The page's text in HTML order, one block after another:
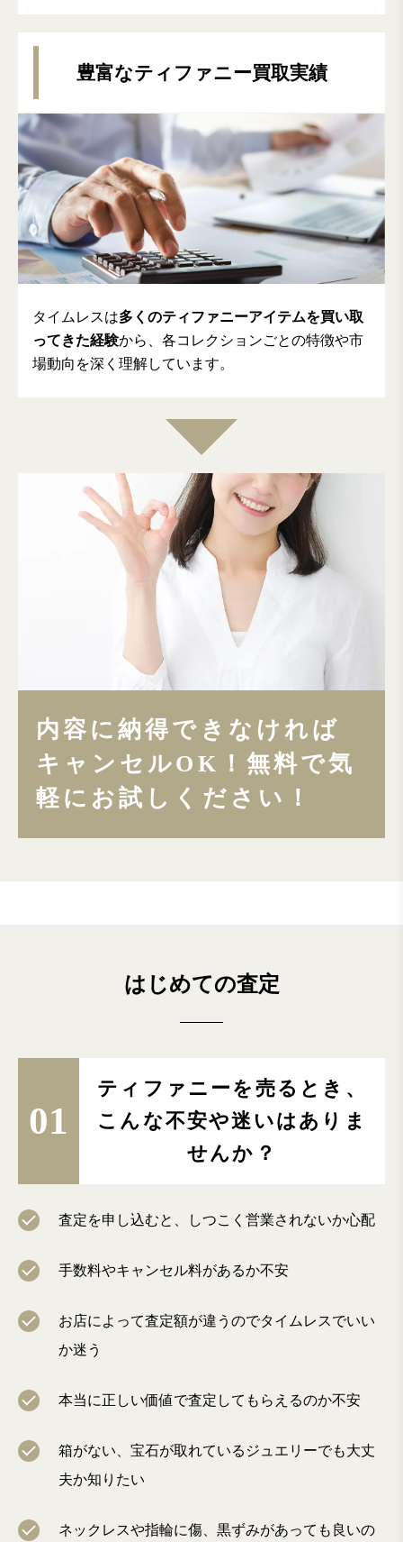
豊富なティファニー買取実績
タイムレスは多くのティファニーアイテムを買い取
ってきた経験から、各コレクションごとの特徴や市
場動向を深く理解しています。
内容に納得できなければ
キャンセルOK！無料で気
軽にお試しください！
はじめての査定
01
ティファニーを売るとき、
こんな不安や迷いはありま
せんか？
査定を申し込むと、しつこく営業されないか心配
手数料やキャンセル料があるか不安
お店によって査定額が違うのでタイムレスでいい
か迷う
本当に正しい価値で査定してもらえるのか不安
箱がない、宝石が取れているジュエリーでも大丈
夫か知りたい
ネックレスや指輪に傷、黒ずみがあっても良いの